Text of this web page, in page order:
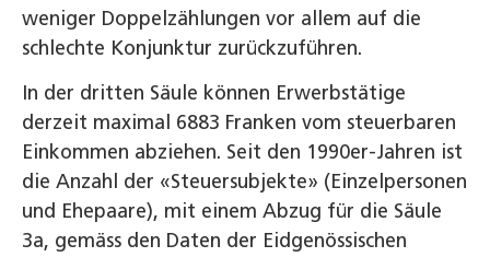
weniger Doppelzählungen vor allem auf die
schlechte Konjunktur zurückzuführen.
In der dritten Säule können Erwerbstätige
derzeit maximal 6883 Franken vom steuerbaren
Einkommen abziehen. Seit den 1990er-Jahren ist
die Anzahl der «Steuersubjekte» (Einzelpersonen
und Ehepaare), mit einem Abzug für die Säule
3a, gemäss den Daten der Eidgenössischen